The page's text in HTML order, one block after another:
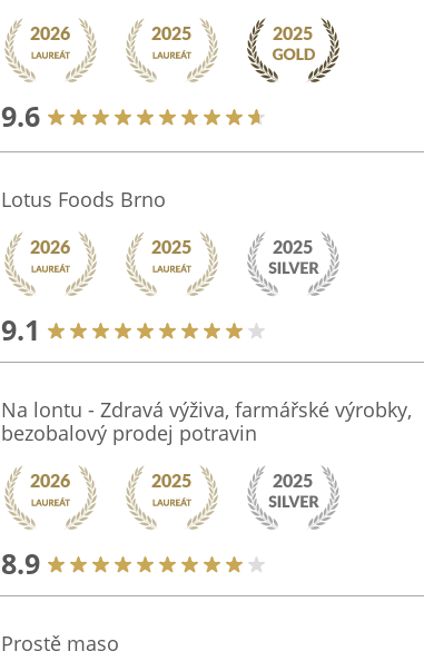
9.6
Lotus Foods Brno
9.1
Na lontu - Zdravá výživa, farmářské výrobky,
bezobalový prodej potravin
8.9
Prostě maso